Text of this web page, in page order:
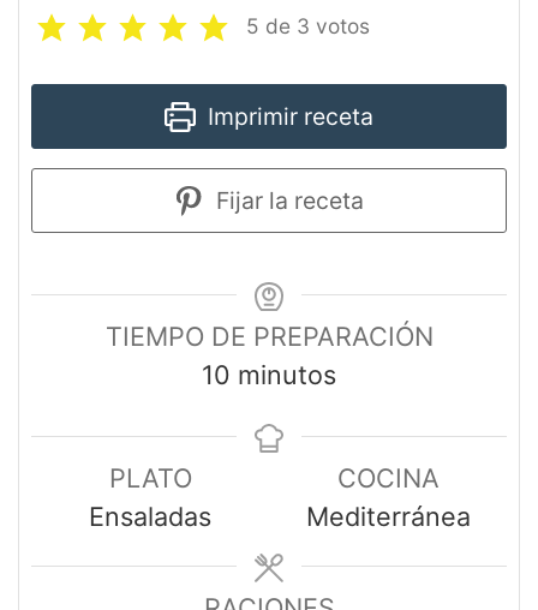
5 de 3 votos
Imprimir receta
Fijar la receta
TIEMPO DE PREPARACIÓN
10 minutos
PLATO
Ensaladas
COCINA
Mediterránea